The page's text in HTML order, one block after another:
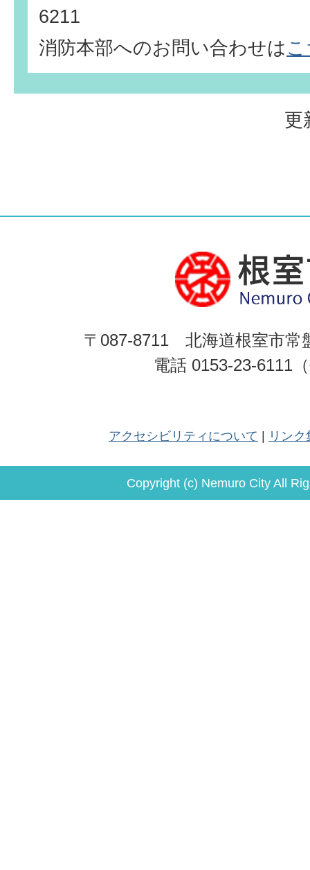
6211
消防本部へのお問い合わせは
更
〒087-8711 北海道根室市常
電話 0153-23-6111
アクセシビリティについて リンク
Copyright (c) Nemuro City All